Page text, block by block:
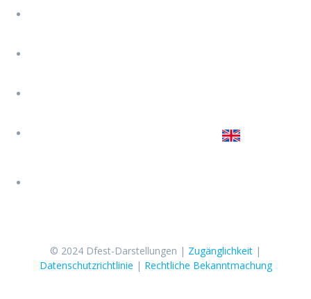
© 2024 Dfest-Darstellungen | Zugänglichkeit |
Datenschutzrichtlinie | Rechtliche Bekanntmachung